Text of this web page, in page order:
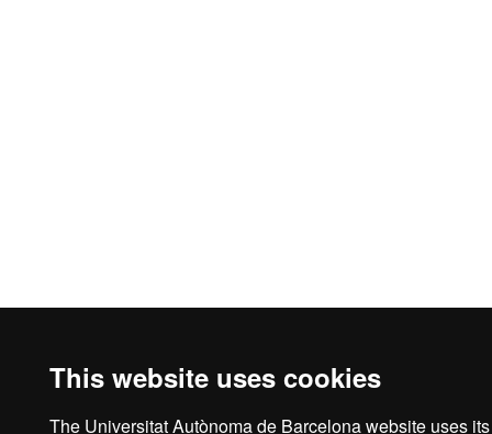
This website uses cookies
The Universitat Autònoma de Barcelona website uses